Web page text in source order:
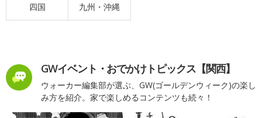
四国 九州・沖縄
GWイベント・おでかけトピックス【関西】
ウォーカー編集部が選ぶ、GW(ゴールデンウィーク)の楽し
み方を紹介。家で楽しめるコンテンツも続々！